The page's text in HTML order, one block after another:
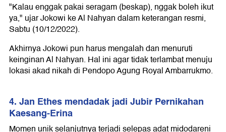
"Kalau enggak pakai seragam (beskap), nggak boleh ikut
ya," ujar Jokowi ke Al Nahyan dalam keterangan resmi,
Sabtu (10/12/2022).
Akhirnya Jokowi pun harus mengalah dan menuruti
keinginan Al Nahyan. Hal ini agar tidak terlambat menuju
lokasi akad nikah di Pendopo Agung Royal Ambarrukmo.
4. Jan Ethes mendadak jadi Jubir Pernikahan
Kaesang-Erina
Momen unik selanjutnya terjadi selepas adat midodareni